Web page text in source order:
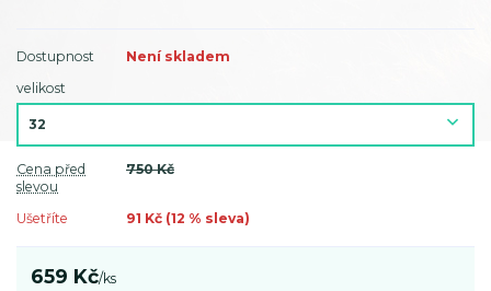
Dostupnost
Není skladem
velikost
Cena před
slevou
750 Kč
Ušetříte 91 Kč (12 % sleva)
659 Kč/ks